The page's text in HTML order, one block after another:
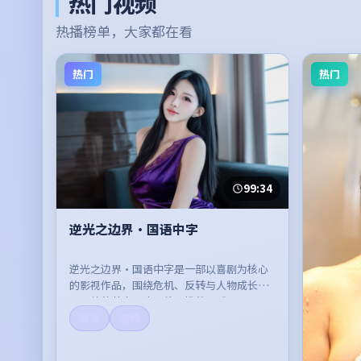
热播榜单，大家都在看
热门
99:34
逆光之边界·国语中字
逆光之边界·国语中字是一部以喜剧为核心
的影视作品，围绕危机、反转与人物成长展
开，整体节奏紧凑，值得推荐观看。
热门